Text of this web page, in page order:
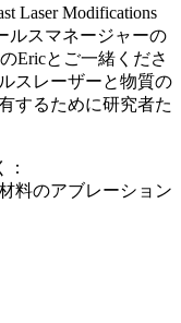
Laser Modifications
ルスマネージャーの
Ericとご一緒くださ
スレーザーと物質の
するために研究者た
料のアブレーション